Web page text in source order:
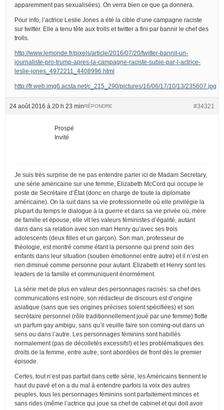
apparemment pas sexualisées). On verra bien ce que ça donnera.
Pour info, l’actrice Leslie Jones a été la cible d’une campagne raciste
sur twitter. Elle a tenu tête aux trolls et twitter a fini par bannir le chef des
trolls.
http://www.lemonde.fr/pixels/article/2016/07/20/twitter-bannit-un-
journaliste-pro-trump-apres-la-campagne-raciste-subie-par-l-actrice-
leslie-jones_4972211_4408996.html
http://fr.web.img6.acsta.net/c_215_290/pictures/16/06/17/10/13/235607.jpg
24 août 2016 à 20 h 23 min #34321
RÉPONDRE
Prospé
Invité
Je suis très surprise de ne pas entendre parler ici de Madam Secretary,
une série américaine sur une femme, Elizabeth McCord qui occupe le
poste de Secrétaire d’État (donc en charge de toute la diplomatie
américaine). On la suit dans sa vie professionnelle où elle privilégie la
plupart du temps le dialogue à la guerre et dans sa vie privée où, mère
de famille et épouse, elle vit les valeurs féministes d’égalité, autant
dans dans sa relation avec son mari Henry qu’avec ses trois
adolescents (deux filles et un garçon). Son mari, professeur de
théologie, est montré comme étant la personne qui prend soin des
enfants dans leur situation (soutien émotionnel entre autre) et il n’est en
rien diminué comme personne pour autant. Elizabeth et Henry sont les
leaders de la famille et communiquent énormément.
La série met de plus en valeur des personnages racisés: sa chef des
communications est noire, son rédacteur de discours est d’origine
asiatique (sans que ses origines précises soient spécifiées) et son
secrétaire personnel (rôle traditionnellement joué par une femme) flotte
un parfum gay ambigu, sans qu’il veuille faire son coming-out dans un
sens ou dans l’autre. Les personnages féminins sont habillés
normalement (pas de décolletés excessifs!) et les problématiques des
droits de la femme, entre autre, sont abordées de front dès le premier
épisode.
Certes, tout n’est pas parfait dans cette série, les Américains tiennent le
haut du pavé et on a du mal à entendre parfois la voix des autres
peuples, tous les personnages féminins sont parfaitement minces et
sans rides (même l’actrice qui joue sa chef de cabinet et qui doit avoir